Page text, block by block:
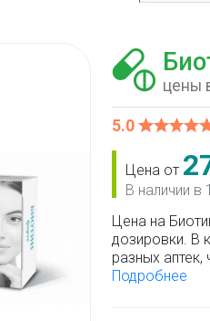
цены
5.0
Цена от
В наличии в
Цена на
дозировки. В
разных аптек,
Биотин Форте
Подробнее